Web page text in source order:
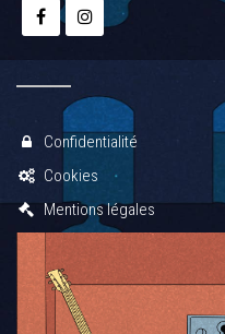
Confidentialité
Cookies
Mentions légales